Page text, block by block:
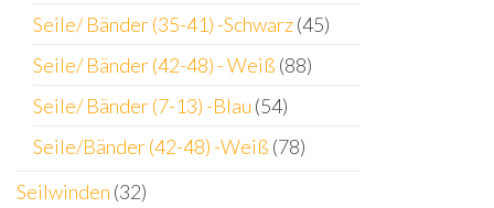
Seile/ Bänder (35-41) -Schwarz(45)
Seile/ Bänder (42-48) - Weiß (88)
Seile/ Bänder (7-13) -Blau (54)
Seile/Bänder (42-48) -Weiß (78)
Seilwinden (32)